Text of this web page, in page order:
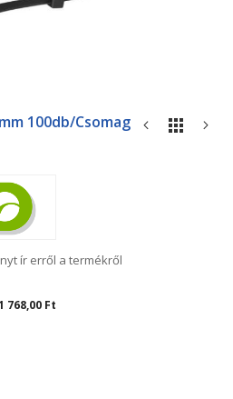
100db/csomag
ír erről a termékről
768,00 Ft